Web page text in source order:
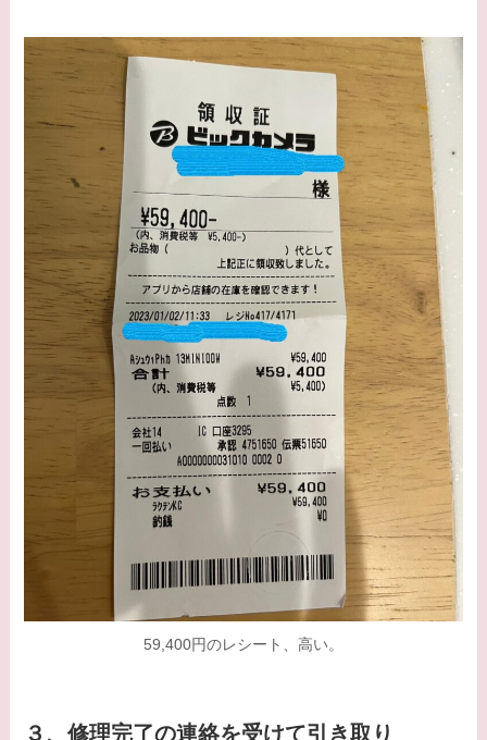
59,400円のレシート、高い。
３、修理完了の連絡を受けて引き取り